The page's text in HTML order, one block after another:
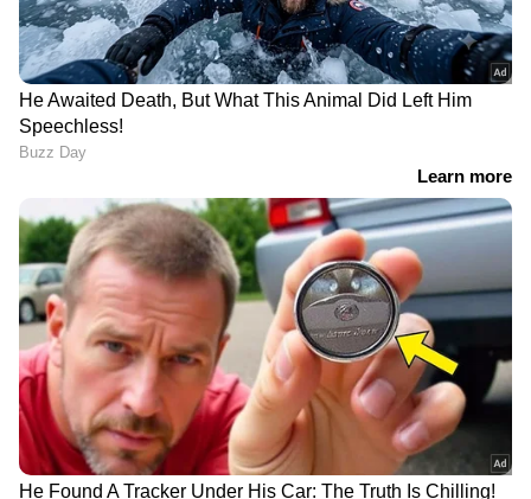
കേരളത്തിലെ എല്ലാ വാർത്തകൾKerala
Newsഅറിയാൻ എപ്പോഴും ഏഷ്യാനെറ്റ്
ന്യൂസ് വാർത്തകൾ.Malayalam News
തത്സമയ അപ്‌ഡേറ്റുകളും ആഴത്തിലുള്ള
വിശകലനവും സമഗ്രമായ റിപ്പോർട്ടിംഗും —
എല്ലാം ഒരൊറ്റ സ്ഥലത്ത്. ഏത് സമയത്തും,
എവിടെയും വിശ്വസനീയമായ വാർത്തകൾ
ലഭിക്കാൻAsianet News Malayalam
ABOUT THE AUTHOR